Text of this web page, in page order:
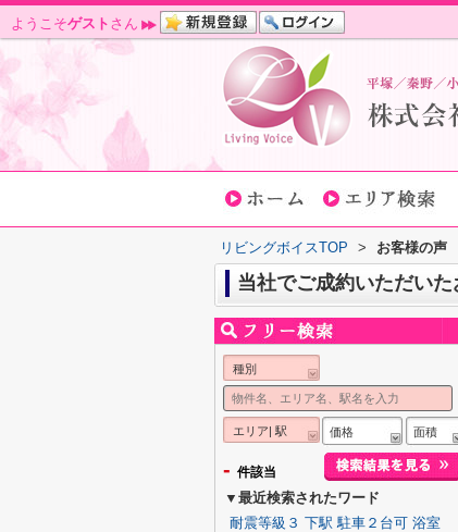
ようこそゲスト さん
リビングボイスTOP > お客様の声
当社でご成約いただい
種別
エリア| 駅 価格 面積
- 件該当
▼最近検索されたワード
耐震等級３ 下駅 駐車２台可 浴室